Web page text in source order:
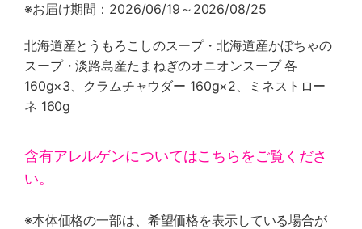
※お届け期間：2026/06/19～2026/08/25
北海道産とうもろこしのスープ・北海道産かぼちゃの
スープ・淡路島産たまねぎのオニオンスープ 各
160g×3、クラムチャウダー 160g×2、ミネストロー
ネ 160g
含有アレルゲンについてはこちらをご覧くださ
い。
※本体価格の一部は、希望価格を表示している場合が